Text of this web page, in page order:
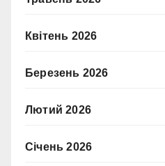
Квітень 2026
Березень 2026
Лютий 2026
Січень 2026